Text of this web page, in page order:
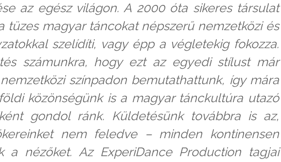
az egész világon. A 2000 óta sikeres társulat
tüzes magyar táncokat népszerű nemzetközi és
szelídíti, vagy épp a végletekig fokozza.
számunkra, hogy ezt az egyedi stílust már
színpadon bemutathattunk, így mára
közönségünk is a magyar tánckultúra utazó
gondol ránk. Küldetésünk továbbra is az,
nem feledve – minden kontinensen
a nézőket. Az ExperiDance Production tagjai